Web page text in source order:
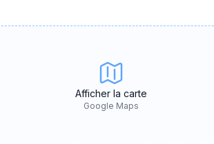
Afficher la carte
Google Maps